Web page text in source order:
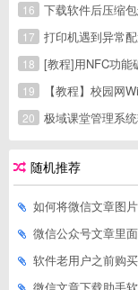
16
下载软件后压缩
17
打印机遇到异常
18
[教程]用NFC功能
19
【教程】校园网
20 极域课堂管理系
随机推荐
如何将微信文章图
微信公众号文章里
软件老用户之前购